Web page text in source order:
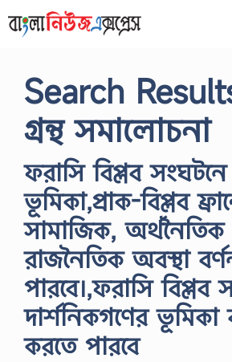
to
Search
গ্রন্থ সমালোচনা
ফরাসি বিপ্লব
ভূমিকা,প্রাক-বিপ্লব
সামাজিক,
রাজনৈতিক অবস্থা
পারবে।,ফরাসি বিপ্লব
দার্শনিকগণের ভূমিকা
করতে পারবে